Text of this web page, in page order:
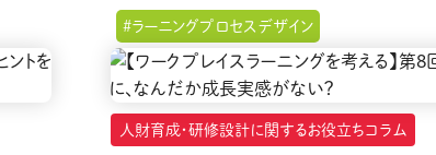
#ラーニングプロセスデザイン
人財育成・研修設計に関するお役立ちコラム